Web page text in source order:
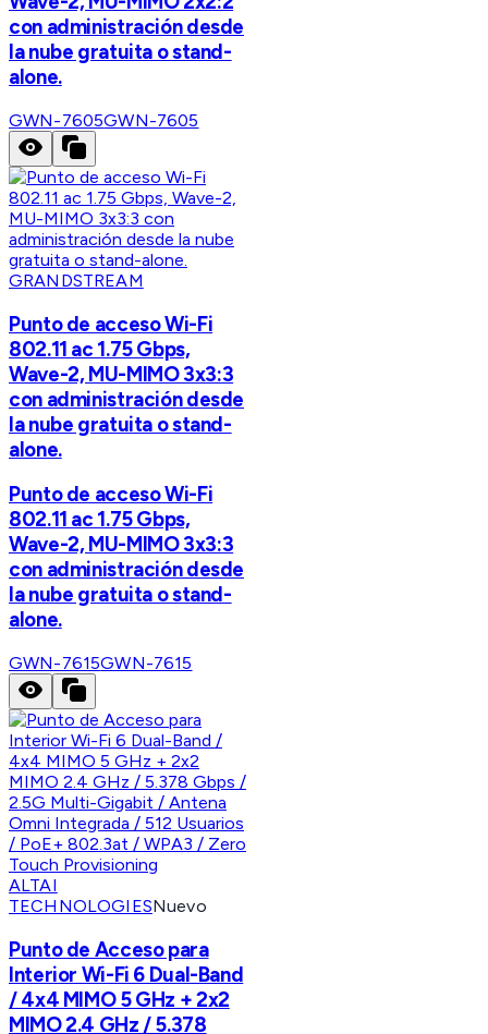
con administración desde
la nube gratuita o stand-
alone.
GWN-7605GWN-7605
GRANDSTREAM
Punto de acceso Wi-Fi
802.11 ac 1.75 Gbps,
Wave-2, MU-MIMO 3x3:3
con administración desde
la nube gratuita o stand-
alone.
Punto de acceso Wi-Fi
802.11 ac 1.75 Gbps,
Wave-2, MU-MIMO 3x3:3
con administración desde
la nube gratuita o stand-
alone.
GWN-7615GWN-7615
ALTAI
TECHNOLOGIESNuevo
Punto de Acceso para
Interior Wi-Fi 6 Dual-Band
/ 4x4 MIMO 5 GHz + 2x2
MIMO 2.4 GHz / 5.378